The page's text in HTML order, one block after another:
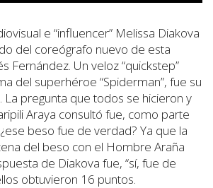
e “influencer” Melissa Diakova
del coreógrafo nuevo de esta
Fernández. Un veloz “quickstep”
del superhéroe “Spiderman”, fue su
La pregunta que todos se hicieron y
Araya consultó fue, como parte
beso fue de verdad? Ya que la
del beso con el Hombre Araña
de Diakova fue, “sí, fue de
obtuvieron 16 puntos.